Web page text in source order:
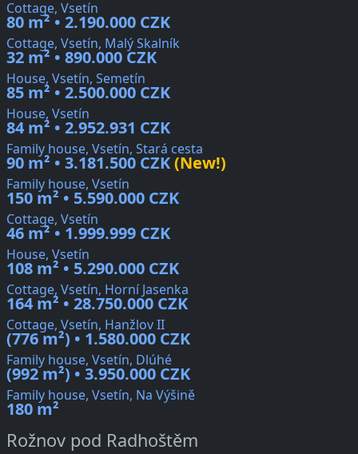
Cottage, Vsetín
80 m² • 2.190.000 CZK
Cottage, Vsetín, Malý Skalník
32 m² • 890.000 CZK
House, Vsetín, Semetín
85 m² • 2.500.000 CZK
House, Vsetín
84 m² • 2.952.931 CZK
Family house, Vsetín, Stará cesta
90 m² • 3.181.500 CZK(New!)
Family house, Vsetín
150 m² • 5.590.000 CZK
Cottage, Vsetín
46 m² • 1.999.999 CZK
House, Vsetín
108 m² • 5.290.000 CZK
Cottage, Vsetín, Horní Jasenka
164 m² • 28.750.000 CZK
Cottage, Vsetín, Hanžlov II
(776 m²) • 1.580.000 CZK
Family house, Vsetín, Dlúhé
(992 m²) • 3.950.000 CZK
Family house, Vsetín, Na Výšině
180 m²
Rožnov pod Radhoštěm